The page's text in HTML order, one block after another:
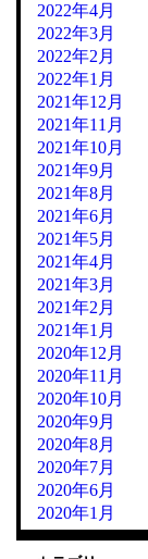
2022年4月
2022年3月
2022年2月
2022年1月
2021年12月
2021年11月
2021年10月
2021年9月
2021年8月
2021年6月
2021年5月
2021年4月
2021年3月
2021年2月
2021年1月
2020年12月
2020年11月
2020年10月
2020年9月
2020年8月
2020年7月
2020年6月
2020年1月